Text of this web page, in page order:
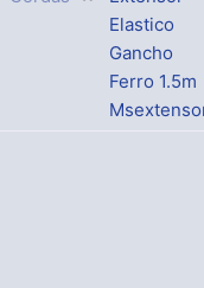
Elastico
Gancho
Ferro 1.5m